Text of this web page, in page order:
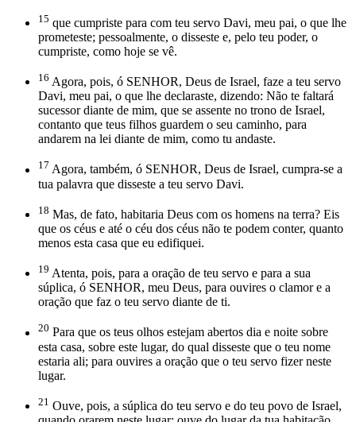
15 que cumpriste para com teu servo Davi, meu pai, o que lhe
prometeste; pessoalmente, o disseste e, pelo teu poder, o
cumpriste, como hoje se vê.
16 Agora, pois, ó SENHOR, Deus de Israel, faze a teu servo
Davi, meu pai, o que lhe declaraste, dizendo: Não te faltará
sucessor diante de mim, que se assente no trono de Israel,
contanto que teus filhos guardem o seu caminho, para
andarem na lei diante de mim, como tu andaste.
17 Agora, também, ó SENHOR, Deus de Israel, cumpra-se a
tua palavra que disseste a teu servo Davi.
18 Mas, de fato, habitaria Deus com os homens na terra? Eis
que os céus e até o céu dos céus não te podem conter, quanto
menos esta casa que eu edifiquei.
19 Atenta, pois, para a oração de teu servo e para a sua
súplica, ó SENHOR, meu Deus, para ouvires o clamor e a
oração que faz o teu servo diante de ti.
20 Para que os teus olhos estejam abertos dia e noite sobre
esta casa, sobre este lugar, do qual disseste que o teu nome
estaria ali; para ouvires a oração que o teu servo fizer neste
lugar.
21 Ouve, pois, a súplica do teu servo e do teu povo de Israel,